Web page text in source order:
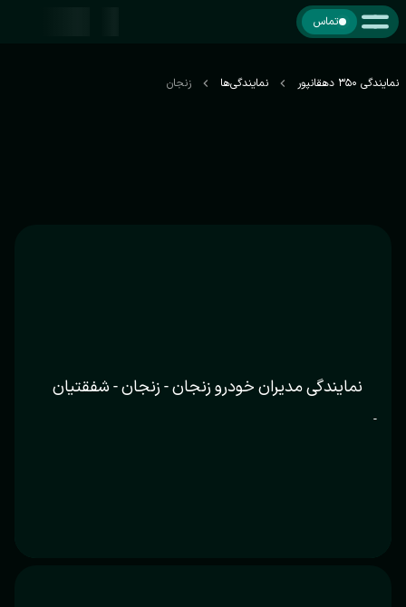
تماس
نمایندگی 350 دهقانپور نمایندگی‌ها زنجان
نمایندگی مدیران خودرو زنجان - زنجان - شفقتیان
-